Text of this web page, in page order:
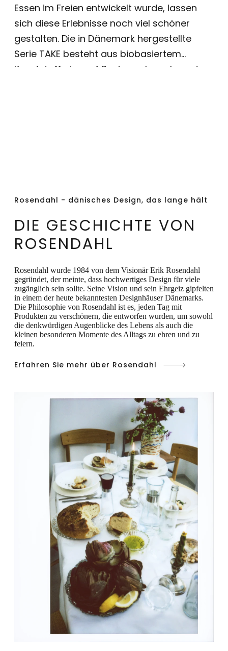
Essen im Freien entwickelt wurde, lassen
sich diese Erlebnisse noch viel schöner
gestalten. Die in Dänemark hergestellte
Serie TAKE besteht aus biobasiertem
Kunststoff, der auf Basis nachwachsender
Kreislaufwirtschaft. Zur Serie gehören Teller
in zwei Größen, eine Schüssel sowie eine
Tasse, die für kalte und heiße Getränke
verwendet werden kann.
Rosendahl - dänisches Design, das lange hält
DIE GESCHICHTE VON
ROSENDAHL
Rosendahl wurde 1984 von dem Visionär Erik Rosendahl
gegründet, der meinte, dass hochwertiges Design für viele
zugänglich sein sollte. Seine Vision und sein Ehrgeiz gipfelten
in einem der heute bekanntesten Designhäuser Dänemarks.
Die Philosophie von Rosendahl ist es, jeden Tag mit
Produkten zu verschönern, die entworfen wurden, um sowohl
die denkwürdigen Augenblicke des Lebens als auch die
kleinen besonderen Momente des Alltags zu ehren und zu
feiern.
Erfahren Sie mehr über Rosendahl